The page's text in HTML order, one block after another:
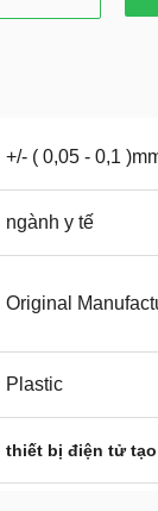
+/- ( 0,05 - 0,1
ngành y tế
Original
Plastic
thiết bị điện tử